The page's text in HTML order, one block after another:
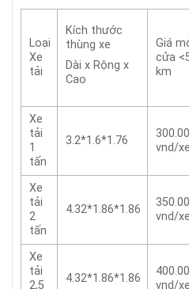
Loại
Xe
tải
Kích thước
thùng xe
Dài x Rộng x
Cao
Giá
cửa
km
Xe
tải
1
tấn
3.2*1.6*1.76
vnd/xe
Xe
tải
2
tấn
4.32*1.86*1.86
vnd/xe
Xe
tải
2,5
4.32*1.86*1.86
vnd/xe